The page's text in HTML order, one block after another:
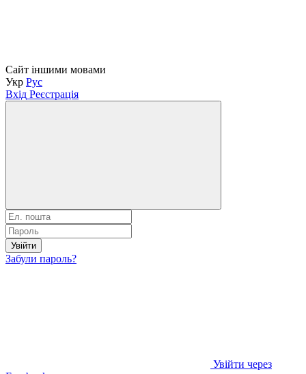
Сайт іншими мовами
Укр Рус
Вхід Реєстрація
Увійти
Забули пароль?
Увійти через